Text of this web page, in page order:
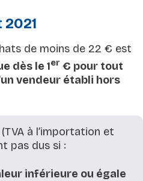
de moins de 22 € est
dès le 1er € pour tout
vendeur établi hors
à l’importation et
pas dus si :
inférieure ou égale